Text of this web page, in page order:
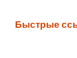
Быстрые